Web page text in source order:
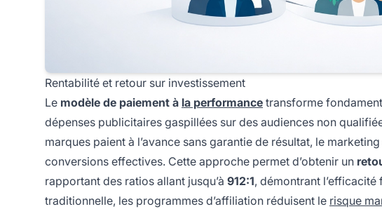
Rentabilité et retour sur investissement
Le modèle de paiement à la performance transforme
dépenses publicitaires gaspillées sur des audiences non
marques paient à l’avance sans garantie de résultat, le
conversions effectives. Cette approche permet d’obtenir un
rapportant des ratios allant jusqu’à 912:1, démontrant
traditionnelle, les programmes d’affiliation réduisent le risque